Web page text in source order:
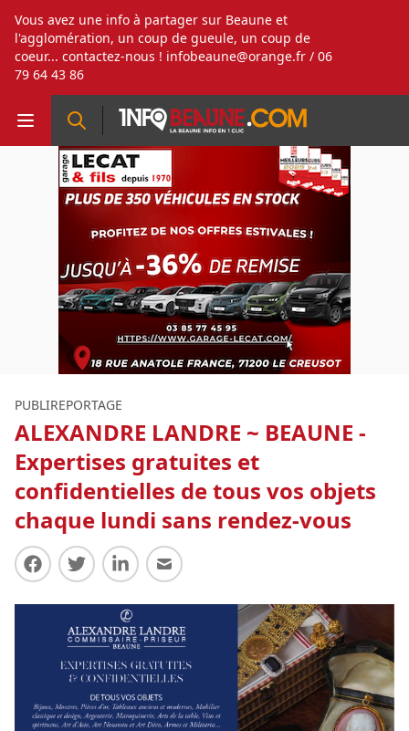
Vous avez une info à partager sur Beaune et
l'agglomération, un coup de gueule, un coup de
coeur... contactez-nous ! infobeaune@orange.fr / 06
79 64 43 86
PUBLIREPORTAGE
ALEXANDRE LANDRE ~ BEAUNE -
Expertises gratuites et
confidentielles de tous vos objets
chaque lundi sans rendez-vous
Partager sur Facebook
Partager sur Twitter
Partager sur LinkedIn
Partager par E-mail